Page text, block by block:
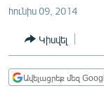
ՏՆՏԵՍՈՒԹՅՈՒՆ
ՂԱՐԱԲԱՂ
հունիս 09, 2014
Կիսվել
Ավելացրեք մեզ